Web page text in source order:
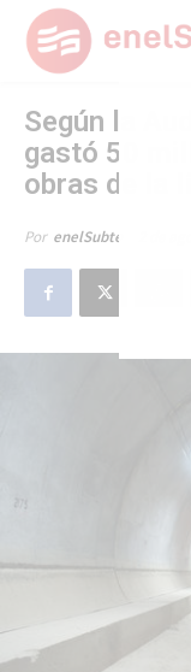
Según la
gastó 50
obras de la
Por enelSubte